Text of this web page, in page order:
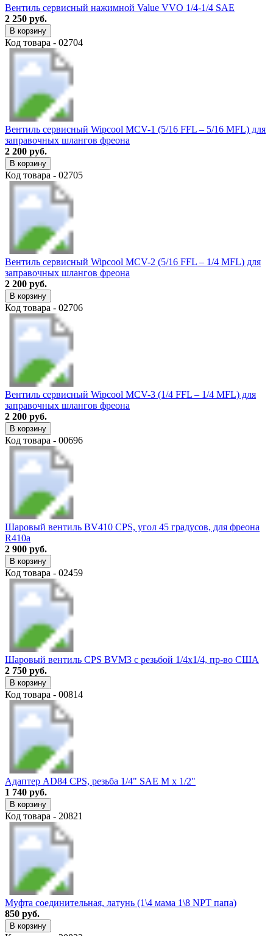
Вентиль сервисный нажимной Value VVO 1/4-1/4 SAE
2 250 руб.
В корзину
Код товара - 02704
Вентиль сервисный Wipcool MCV-1 (5/16 FFL – 5/16 MFL) для
заправочных шлангов фреона
2 200 руб.
В корзину
Код товара - 02705
Вентиль сервисный Wipcool MCV-2 (5/16 FFL – 1/4 MFL) для
заправочных шлангов фреона
2 200 руб.
В корзину
Код товара - 02706
Вентиль сервисный Wipcool MCV-3 (1/4 FFL – 1/4 MFL) для
заправочных шлангов фреона
2 200 руб.
В корзину
Код товара - 00696
Шаровый вентиль BV410 CPS, угол 45 градусов, для фреона
R410a
2 900 руб.
В корзину
Код товара - 02459
Шаровый вентиль CPS BVM3 с резьбой 1/4х1/4, пр-во США
2 750 руб.
В корзину
Код товара - 00814
Адаптер AD84 CPS, резьба 1/4" SAE M x 1/2"
1 740 руб.
В корзину
Код товара - 20821
Муфта соединительная, латунь (1\4 мама 1\8 NPT папа)
850 руб.
В корзину